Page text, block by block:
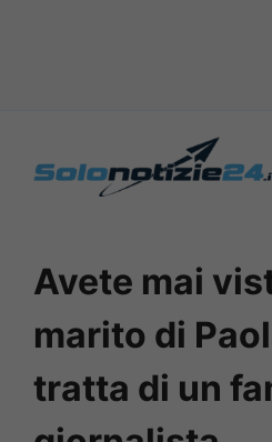
Avete mai
marito di
tratta di un